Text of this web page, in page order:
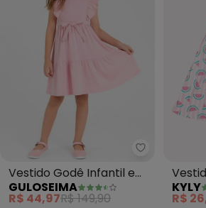
Guloseima
Vestido Godê Infantil em
Meia Malha (Rosa)
GULOSEIMA
R$ 44,97R$ 149,90
KYLY
R$